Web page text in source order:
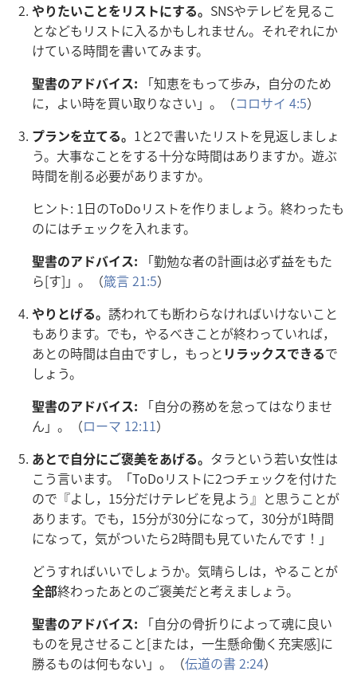
やりたいことをリストにする。 SNSやテレビを 見るこ
となどもリストに入るかもしれません。それぞれにか
けている時間を書いてみます。
聖書のアドバイス: 「知恵をもって歩み， 自分のため
に，よい時を買い取りなさい」。（コロサイ 4:5）
プランを立てる。 1と2で書いたリストを 見返しましょ
う。 大事なことをする十分な時間はありますか。 遊ぶ
時間を削る必要がありますか。
ヒント: 1日のToDoリストを作りましょう。 終わったも
のにはチェックを入れます。
聖書のアドバイス: 「勤勉な者の計画は必ず益をもた
ら[す]」。（箴言21:5）
やりとげる。 誘われても断わらなければいけないこと
もあります。でも，やるべきことが終わっていれば，
あとの時間は自由ですし，もっと リラックスできるで
しょう。
聖書のアドバイス: 「自分の務めを怠ってはなりませ
ん」。（ローマ 12:11）
あとで自分にご褒美をあげる。 タラという若い女性は
こう言います。「ToDoリストに2つチェックを付けた
ので『よし，15分だけテレビを 見よう』と思うことが
あります。でも，15分が30分になって，30分が1時間
になって， 気がついたら2時間も 見ていたんです！」
どうすればいいでしょうか。 気晴らしは，やることが
全部終わったあとのご褒美だと考えましょう。
聖書のアドバイス: 「自分の骨折りによって魂に良い
ものを 見させること[または， 一生懸命働く 充実感]に
勝るものは何もない」。（伝道の書 2:24）